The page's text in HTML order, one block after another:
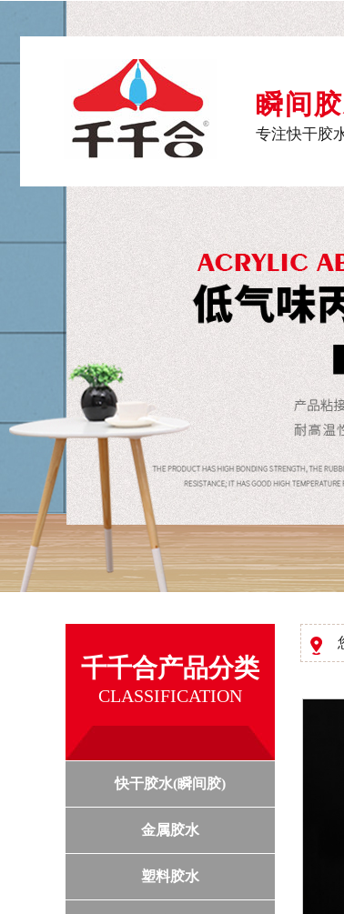
瞬间
专注快干胶
千千合产品分类
CLASSIFICATION
快干胶水(瞬间胶)
金属胶水
塑料胶水